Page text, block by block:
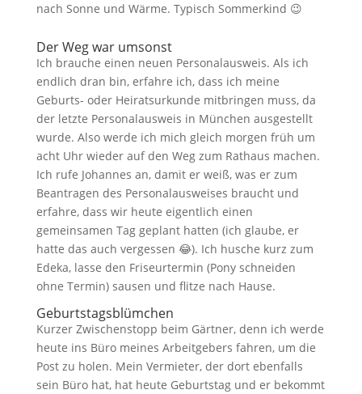
nach Sonne und Wärme. Typisch Sommerkind 😉
Der Weg war umsonst
Ich brauche einen neuen Personalausweis. Als ich
endlich dran bin, erfahre ich, dass ich meine
Geburts- oder Heiratsurkunde mitbringen muss, da
der letzte Personalausweis in München ausgestellt
wurde. Also werde ich mich gleich morgen früh um
acht Uhr wieder auf den Weg zum Rathaus machen.
Ich rufe Johannes an, damit er weiß, was er zum
Beantragen des Personalausweises braucht und
erfahre, dass wir heute eigentlich einen
gemeinsamen Tag geplant hatten (ich glaube, er
hatte das auch vergessen 😂). Ich husche kurz zum
Edeka, lasse den Friseurtermin (Pony schneiden
ohne Termin) sausen und flitze nach Hause.
Geburtstagsblümchen
Kurzer Zwischenstopp beim Gärtner, denn ich werde
heute ins Büro meines Arbeitgebers fahren, um die
Post zu holen. Mein Vermieter, der dort ebenfalls
sein Büro hat, hat heute Geburtstag und er bekommt